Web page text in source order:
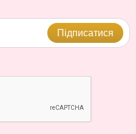
Підписатися